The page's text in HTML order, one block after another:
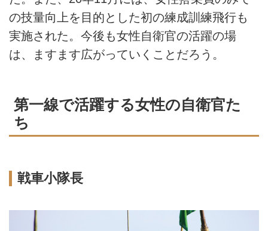
の技量向上を目的とした初の練成訓練飛行も
実施された。今後も女性自衛官の活躍の場
は、ますます広がっていくことだろう。
第一線で活躍する女性の自衛官た
ち
戦車小隊長